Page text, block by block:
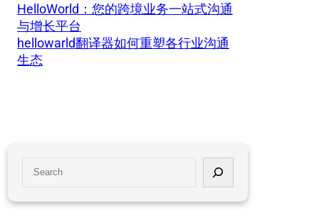
HelloWorld：您的跨境业务一站式沟通
与增长平台
hellowarld翻译器如何重塑各行业沟通
生态
a